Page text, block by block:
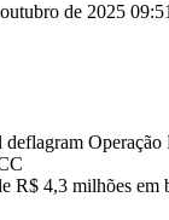
de 2025 09:51
R$ 4,3 milhões em